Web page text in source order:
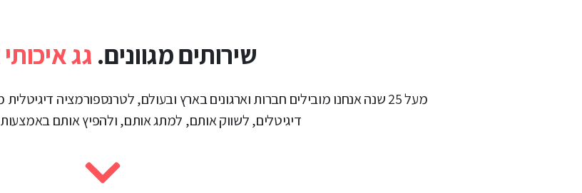
שירותים מגוונים. גג
מעל 25 שנה אנחנו מובילים חברות וארגונים בארץ ובעולם, לטרנספורמציה
דיגיטלים, לשווק אותם, למתג אותם, ולהפיץ אותם באמצעות